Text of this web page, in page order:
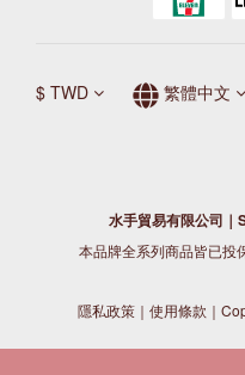
$ TWD 繁體中文
水手貿易有限公司｜
本品牌全系列商品皆已投
隱私政策｜ 使用條款 ｜